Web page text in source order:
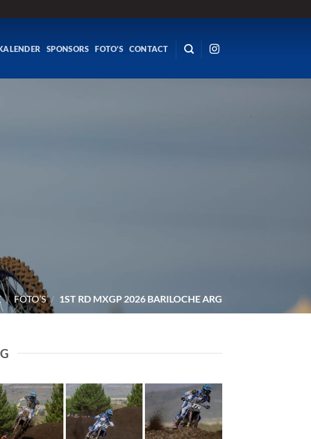
SPONSORS FOTO’S CONTACT
/ FOTO’S / 1ST RD MXGP 2026 BARILOCHE ARG